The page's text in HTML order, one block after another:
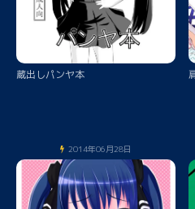
蔵出しパンヤ本
2014年06月28日